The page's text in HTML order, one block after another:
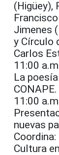
(Higüey),
Jimenes
y Círculo
Carlos
11:00
La
CONAPE.
11:00
nuevas
Cultura